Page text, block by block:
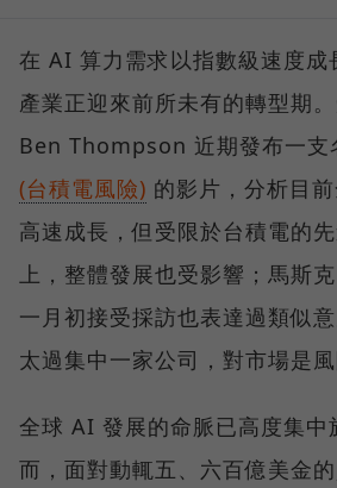
在 AI 算力需求以指數級速度成
產業正迎來前所未有的轉型期
Ben Thompson 近期發布一支
(台積電風險) 的影片，分析目
高速成長，但受限於台積電的
上，整體發展也受影響；馬斯
一月初接受採訪也表達過類似
太過集中一家公司，對市場是風
全球 AI 發展的命脈已高度集中
而，面對動輒五、六百億美金